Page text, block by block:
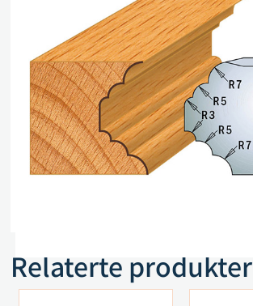
Legg i handlekurv
Sammenlign
Legg i ønskeliste
Beskrivelse
Relaterte produkter